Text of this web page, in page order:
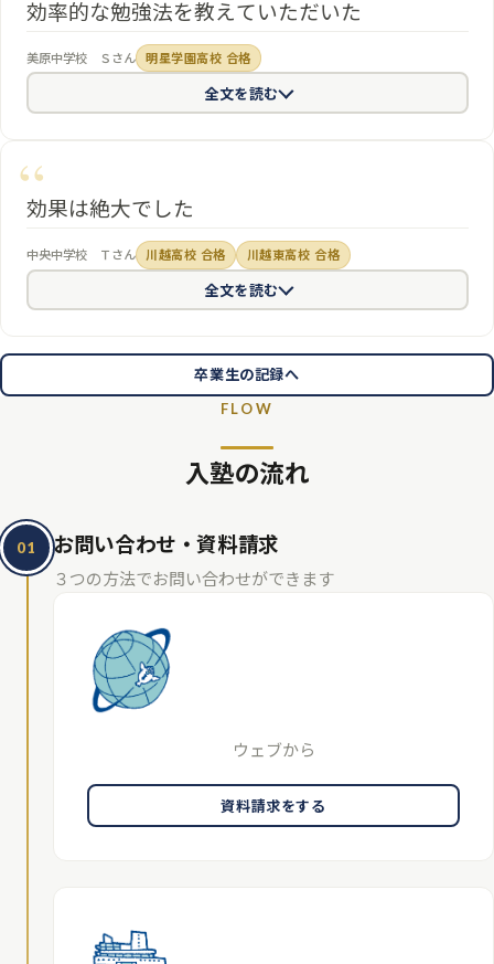
た。私は特に理科，社会が苦手で受験前はひたすらその2教科を取り
組んでいましたが，その際にも必要なプリントやお勧めのプリント
を印刷してもらったりお勧めの教材を教えていただいたりと，とて
では，英語と数学の授業が特に本格的で，学校で習う範囲の先取り
だけでなく，受験で出やすいポイント，受験のその先の高校生の範
をていねいに教えていただき， 本番では自己最高点を取ることがで
。その他にも同学年の受験に同じく挑む仲間と共に受験の
最後までこの塾で先生方に支えられながら切磋琢磨することができ
った先生方に感謝です。私は，いろいろな場面で生徒を合格に向け
て支援してくれる早ゼミに入ってとても良かったと思います。3年間
効率的な勉強法を教えていただいた
今までは英単語はひたすらに書きなぐっていたが，
法を教えていただいてから単語を覚えられるようになった
も論理的に教えていただいたので，不定詞の3用法の見分け方や現在
書き換えられると知ったので，同じ意味になるように文章を書き換
える問題の正答率があがった
くれたり，速く解くコツを教えてくれたりした
ピードが上がり，かつ，凡ミスも減った。勉強法を教えてくださり，
1年前の自分より大きく成長することができた
かったら，ここまで大きく変われなかったと思う。
美原中学校 Ｓさん 明星学園高校 合格
全文を読む
効果は絶大でした
早ゼミには本当にお世話になりました。元々勉強が得意でなかった
私は定期テストの点数の落ち込みを理由に入塾しました。
分かりやすい授業を提供してくれる先生のおかげで、定期テストで
るなど、成績を大きく上げることができました。授業の面で、特に分
かりやすかったのは英語と社会です。単語、熟語に文法、文型に至
い授業で、実際に入塾以降、北辰テストで偏差値が65を切ったこと
がないなど、効果は絶大でした。社会では豊富な知識を持つ先生が
得点源とすることができました。また、中3の夏休みから始まる英語
のリスニング・長文読解にフォーカスしたActive Study Englishも大
なり、長文を読む速さが上がった
ながりました。早ゼミの良いところは授業だけではありません。営
業時間中は常に自習室を開放していて、分からないところはいつで
も先生に質問できる環境が整っておる、自主学習をする上で最高で
高校入試説明会
が開かれ、入試関する理解を深
中1の夏に入塾してから、たくさんのことを学び、仲間と切磋琢磨し
ながら学力的にも、人間的にも大きく成長することができました。2
中央中学校 Ｔさん 川越高校 合格 川越東高校 合格
全文を読む
卒業生の記録へ
FLOW
入塾の流れ
01 お問い合わせ・資料請求
３つの方法でお問い合わせができます
ウェブから
資料請求をする